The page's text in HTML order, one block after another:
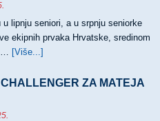
u lipnju seniori, a u srpnju seniorke
ekipnih prvaka Hrvatske, sredinom
… [Više...]
PRVACI,
CHALLENGER ZA MATEJA